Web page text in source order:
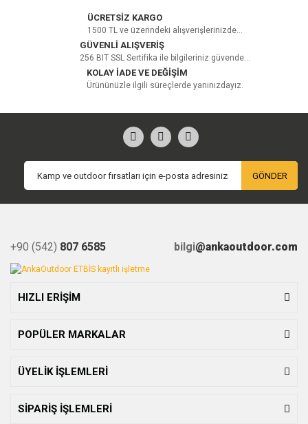
ÜCRETSİZ KARGO
1500 TL ve üzerindeki alışverişlerinizde...
GÜVENLİ ALIŞVERİŞ
256 BIT SSL Sertifika ile bilgileriniz güvende...
KOLAY İADE VE DEĞİŞİM
Ürününüzle ilgili süreçlerde yanınızdayız.
GÖNDER
+90 (542) 807 6585 bilgi@ankaoutdoor.com
HIZLI ERİŞİM
POPÜLER MARKALAR
ÜYELİK İŞLEMLERİ
SİPARİŞ İŞLEMLERİ